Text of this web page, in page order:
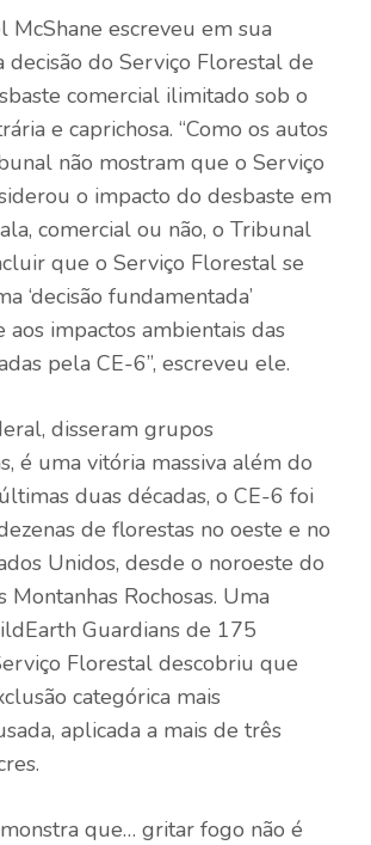
McShane escreveu em sua
decisão do Serviço Florestal de
comercial ilimitado sob o
e caprichosa. “Como os autos
não mostram que o Serviço
o impacto do desbaste em
comercial ou não, o Tribunal
que o Serviço Florestal se
‘decisão fundamentada’
aos impactos ambientais das
pela CE-6”, escreveu ele.
disseram grupos
é uma vitória massiva além do
duas décadas, o CE-6 foi
de florestas no oeste e no
Unidos, desde o noroeste do
Montanhas Rochosas. Uma
Guardians de 175
Florestal descobriu que
categórica mais
aplicada a mais de três
que… gritar fogo não é